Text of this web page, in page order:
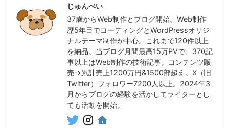
じゅんぺい
37歳からWeb制作とブログ開始。Web制作
歴5年目でコーディングとWordPressオリジ
ナルテーマ制作が中心。これまで120件以上
を納品。当ブログ月間最高15万PVで、370記
事以上はWeb制作の技術記事。コンテンツ販
売→累計売上1200万円&1500部超え。X（旧
Twitter）フォロワー7200人以上。2024年3
月からブログの経験を活かしてライターとし
ても活動を開始。